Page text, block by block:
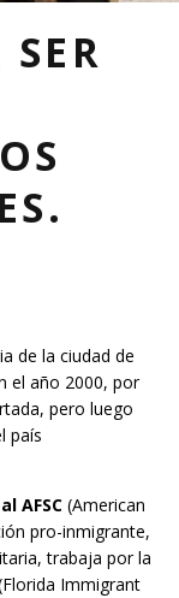
de la ciudad de
el año 2000, por
pero luego
país
AFSC (American
pro-inmigrante,
trabaja por la
Immigrant